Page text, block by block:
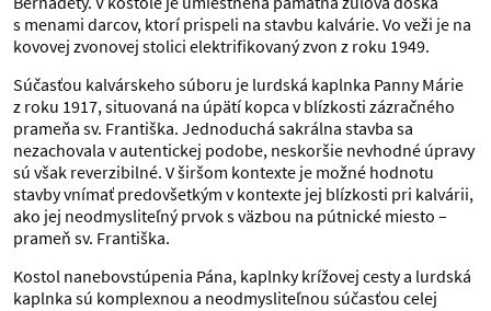
s menami darcov, ktorí prispeli na stavbu kalvárie. Vo veži je na
kovovej zvonovej stolici elektrifikovaný zvon z roku 1949.
Súčasťou kalvárskeho súboru je lurdská kaplnka Panny Márie
z roku 1917, situovaná na úpätí kopca v blízkosti zázračného
prameňa sv. Františka. Jednoduchá sakrálna stavba sa
nezachovala v autentickej podobe, neskoršie nevhodné úpravy
sú však reverzibilné. V širšom kontexte je možné hodnotu
stavby vnímať predovšetkým v kontexte jej blízkosti pri kalvárii,
ako jej neodmysliteľný prvok s väzbou na pútnické miesto –
prameň sv. Františka.
Kostol nanebovstúpenia Pána, kaplnky krížovej cesty a lurdská
kaplnka sú komplexnou a neodmysliteľnou súčasťou celej